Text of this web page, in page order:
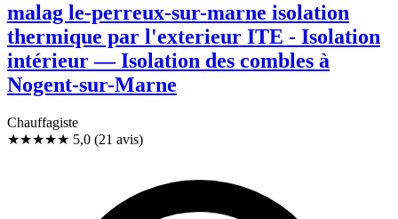
malag le-perreux-sur-marne isolation
thermique par l'exterieur ITE - Isolation
intérieur — Isolation des combles à
Nogent-sur-Marne
Chauffagiste
★★★★★ 5,0 (21 avis)